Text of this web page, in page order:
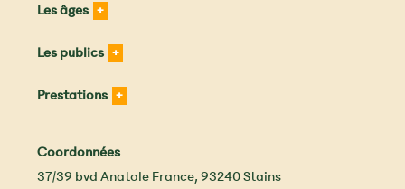
Les âges
Les publics
Prestations
Coordonnées
37/39 bvd Anatole France,93240Stains